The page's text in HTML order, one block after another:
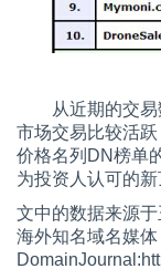
从近期的交
市场交易比较活
价格名列DN榜单
为投资人认可的新
文中的数据来源
海外知名域名媒体